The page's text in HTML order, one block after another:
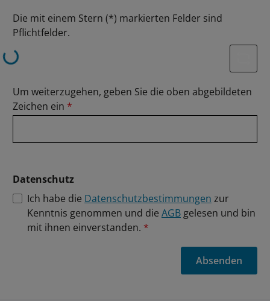
Die mit einem Stern (*) markierten Felder sind
Pflichtfelder.
Um weiterzugehen, geben Sie die oben abgebildeten
Zeichen ein *
Datenschutz
Ich habe die Datenschutzbestimmungen zur
Kenntnis genommen und die AGB gelesen und bin
mit ihnen einverstanden. *
Absenden